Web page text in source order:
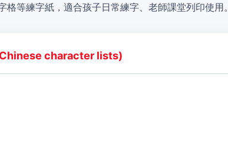
等練字紙，適合孩子日常練字、老師課堂列印使用。
character lists)